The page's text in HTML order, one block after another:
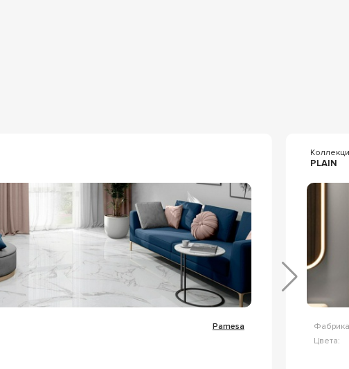
Pamesa
PLAIN
Цвета: